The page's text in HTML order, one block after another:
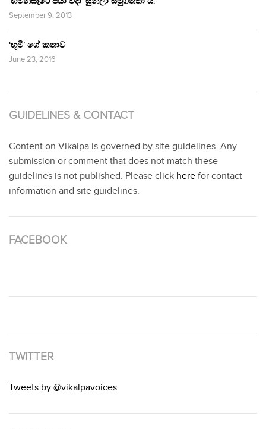
September 9, 2013
‘භූමි’ ගේ කතාව
June 23, 2016
GUIDELINES & CONTACT
Content on Vikalpa is governed by site guidelines. Any
submission or comment that does not match these
guidelines is not published. Please click here for contact
information and site guidelines.
FACEBOOK
TWITTER
Tweets by @vikalpavoices